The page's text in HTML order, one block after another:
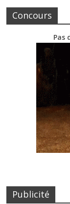
Concours
Pas
Publicité